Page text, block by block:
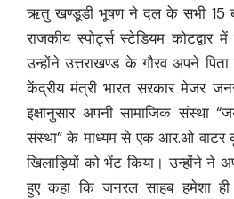
ऋतु खण्डूडी भूषण ने दल के सभी 15
राजकीय स्पोर्ट्स स्टेडियम कोटद्वार
उन्होंने उत्तराखण्ड के गौरव अपने पिता
केंद्रीय मंत्री भारत सरकार मेजर
इक्षानुसार अपनी सामाजिक संस्था
संस्था” के माध्यम से एक आर.ओ
खिलाड़ियों को भेंट किया। उन्होंने ने
हुए कहा कि जनरल साहब हमेशा